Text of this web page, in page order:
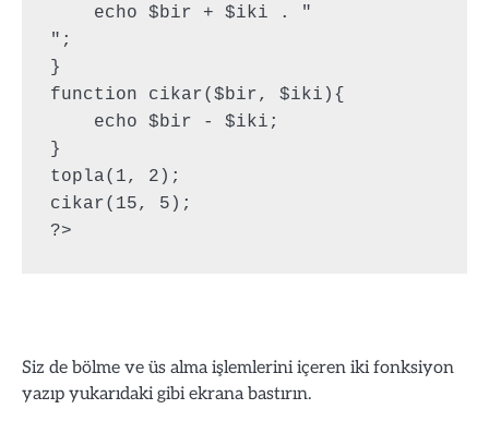
    echo $bir + $iki . "
";
}
function cikar($bir, $iki){
    echo $bir - $iki;
}
topla(1, 2);
cikar(15, 5);
Siz de bölme ve üs alma işlemlerini içeren iki fonksiyon
yazıp yukarıdaki gibi ekrana bastırın.